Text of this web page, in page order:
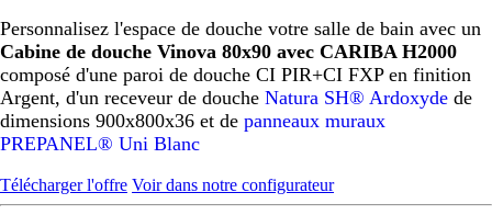
Personnalisez l'espace de douche votre salle de bain avec un
Cabine de douche Vinova 80x90 avec CARIBA H2000
composé d'une paroi de douche CI PIR+CI FXP en finition
Argent, d'un receveur de douche Natura SH® Ardoxyde de
dimensions 900x800x36 et de panneaux muraux
PREPANEL® Uni Blanc
Télécharger l'offre Voir dans notre configurateur